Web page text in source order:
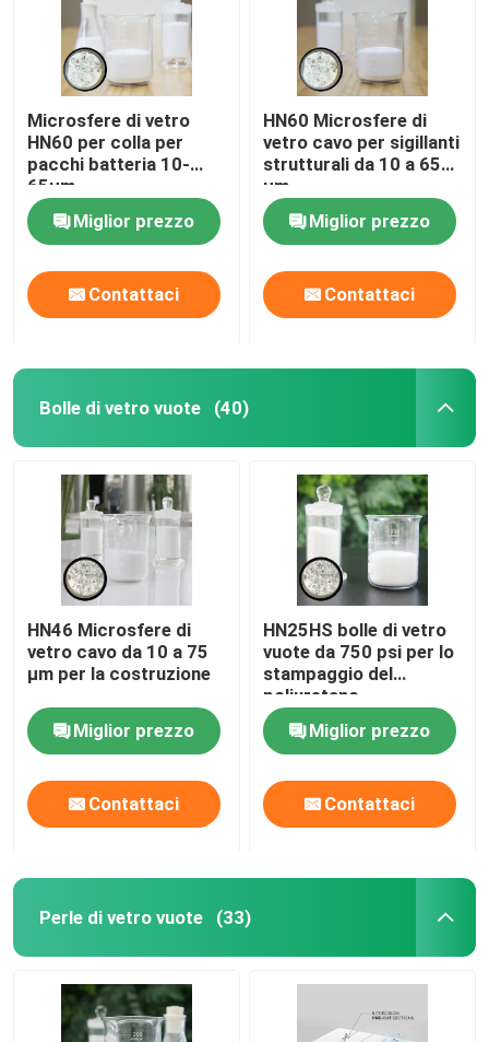
Microsfere di vetro
HN60 per colla per
pacchi batteria 10-
65µm
Miglior prezzo
Contattaci
HN60 Microsfere di
vetro cavo per sigillanti
strutturali da 10 a 65
μm
Miglior prezzo
Contattaci
Bolle di vetro vuote (40)
HN46 Microsfere di
vetro cavo da 10 a 75
μm per la costruzione
Miglior prezzo
Contattaci
HN25HS bolle di vetro
vuote da 750 psi per lo
stampaggio del
poliuretano
Miglior prezzo
Contattaci
Perle di vetro vuote (33)